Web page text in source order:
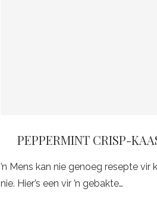
PEPPERMINT CRISP-
’n Mens kan nie genoeg resepte vir
nie. Hier’s een vir ’n gebakte…